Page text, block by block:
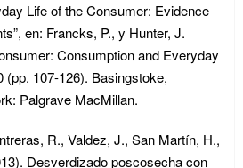
Life of the Consumer: Evidence
en: Francks, P., y Hunter, J.
Consumption and Everyday
(pp. 107-126). Basingstoke,
Palgrave MacMillan.
R., Valdez, J., San Martín, H.,
Desverdizado poscosecha con